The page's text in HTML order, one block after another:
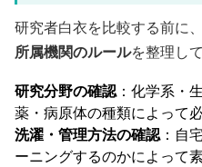
研究者白衣を比較する前に
所属機関のルールを整理し
研究分野の確認：化学系・
薬・病原体の種類によって
洗濯・管理方法の確認：自
ーニングするのかによって